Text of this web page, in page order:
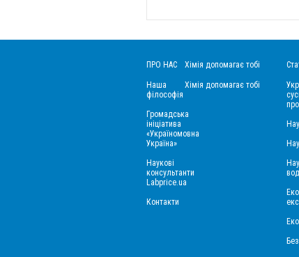
ПРО НАС
Наша
філософія
Громадська
ініціатива
«Україномовна
Україна»
Наукові
консультанти
Labprice.ua
Контакти
Хімія допомагає тобі
Хімія допомагає тобі